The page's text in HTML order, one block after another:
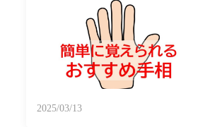
2025/03/13